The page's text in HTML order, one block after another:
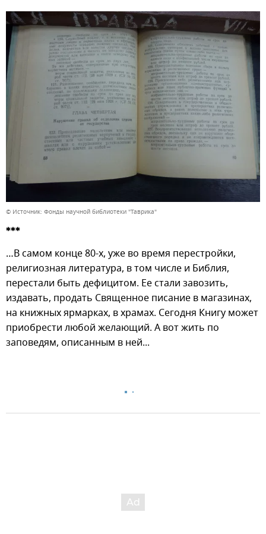
© Источник: Фонды научной библиотеки "Таврика"
***
…В самом конце 80-х, уже во время перестройки,
религиозная литература, в том числе и Библия,
перестали быть дефицитом. Ее стали завозить,
издавать, продать Священное писание в магазинах,
на книжных ярмарках, в храмах. Сегодня Книгу может
приобрести любой желающий. А вот жить по
заповедям, описанным в ней...